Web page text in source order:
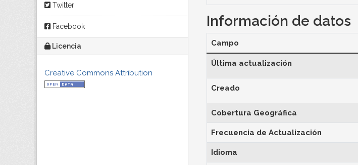
Twitter
Facebook
Licencia
Creative Commons Attribution
Información de datos
Campo
Última actualización
Creado
Cobertura Geográfica
Frecuencia de Actualización
Idioma